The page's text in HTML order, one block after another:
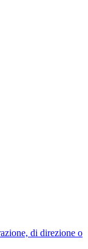
di direzione o